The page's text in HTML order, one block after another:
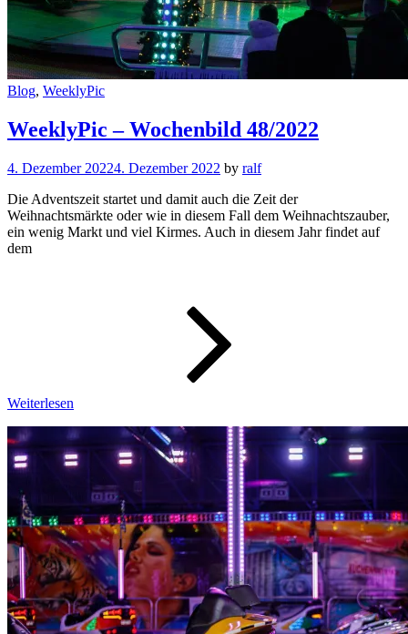
Cat
Blog, WeeklyPic
WeeklyPic – Wochenbild 48/2022
4. Dezember 20224. Dezember 2022 by ralf
Die Adventszeit startet und damit auch die Zeit der
Weihnachtsmärkte oder wie in diesem Fall dem Weihnachtszauber,
ein wenig Markt und viel Kirmes. Auch in diesem Jahr findet auf
dem
Weiterlesen